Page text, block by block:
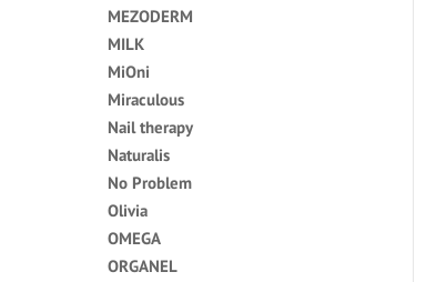
MEZODERM
MILK
MiOni
Miraculous
Nail therapy
Naturalis
No Problem
Olivia
OMEGA
ORGANEL